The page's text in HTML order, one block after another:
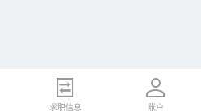
求职信息 账户